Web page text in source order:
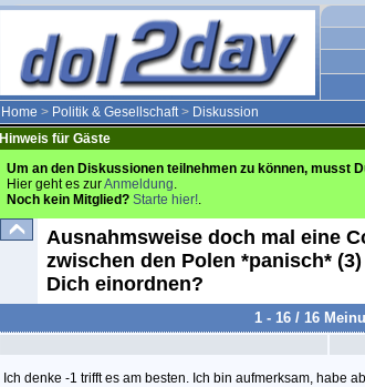
Home > Politik & Gesellschaft> Diskussion
Hinweis für Gäste
Um an den Diskussionen teilnehmen zu können, musst
Hier geht es zurAnmeldung.
Noch kein Mitglied? Starte hier!.
Ausnahmsweise doch mal eine
zwischen den Polen *panisch*
Dich einordnen?
1 - 16 / 16
Ich denke -1 trifft es am besten. Ich bin aufmerksam, habe